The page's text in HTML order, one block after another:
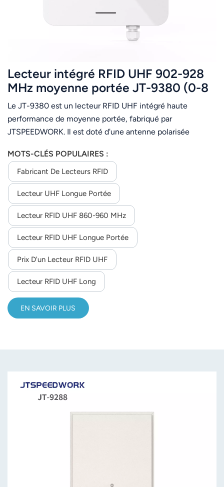
Lecteur intégré RFID UHF 902-928
MHz moyenne portée JT-9380 (0-8
m) - Lecture de plusieurs étiquettes
uniquement - Bande de fréquence
américaine prise en charge
Le JT-9380 est un lecteur RFID UHF intégré haute
performance de moyenne portée, fabriqué par
JTSPEEDWORK. Il est doté d'une antenne polarisée
E710. Il prend en charge le protocole ISO 18000-6C, une
fréquence personnalisable de 860 à 960 MHz et une
puissance RF réglable de 0 à 33 dBm.Avec une distance
de lecture maximale de 9 m, plus de 700
lectures/seconde et la lecture multi-étiquettes, il offre
une communication flexible (RS232/TCP/IP/WiFi), une
prise en charge SDK pour le développement secondaire et
un fonctionnement stable de -40 °C à 75 °C, adapté à la
gestion des actifs industriels et au suivi logistique.
MOTS-CLÉS POPULAIRES :
Fabricant De Lecteurs RFID
Lecteur UHF Longue Portée
Lecteur RFID UHF 860-960 MHz
Lecteur RFID UHF Longue Portée
Prix D'un Lecteur RFID UHF
Lecteur RFID UHF Long
EN SAVOIR PLUS